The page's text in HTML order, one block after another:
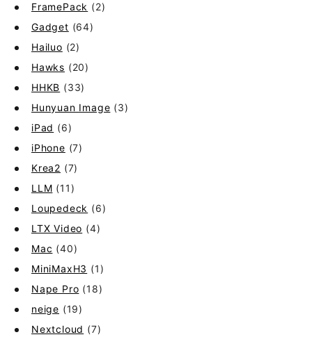
FramePack (2)
Gadget (64)
Hailuo (2)
Hawks (20)
HHKB (33)
Hunyuan Image (3)
iPad (6)
iPhone (7)
Krea2 (7)
LLM (11)
Loupedeck (6)
LTX Video (4)
Mac (40)
MiniMaxH3 (1)
Nape Pro (18)
neige (19)
Nextcloud (7)